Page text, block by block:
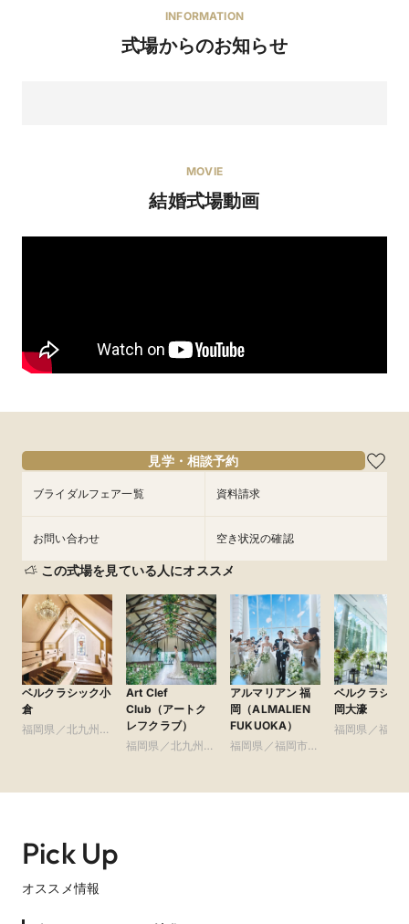
INFORMATION
式場からのお知らせ
【憧れドレス試着】限定スイーツ付☆プリンセス体験
フェア開催中♪ 国産牛フィレ肉も堪能できる2万円相当
ザ・ロイヤルクラシック福岡の豪華特典！
試食招待
[2]送迎バス無料サービス（25名乗マイクロバス）プレゼント♪
ツ試食
など豪華特典満載！フェアのご参加お待ちしております！
MOVIE
結婚式場動画
見学・相談予約
ブライダルフェア一覧 資料請求
お問い合わせ 空き状況の確認
この式場を見ている人にオススメ
ベルクラシック小
倉
福岡県／北九州
Art Clef
Club（アートク
レフクラブ）
福岡県／北九州
アルマリアン 福
岡（ALMALIEN
FUKUOKA）
福岡県／福岡市・
ベルクラシッ
岡大濠
福岡県／福岡
Pick Up
オススメ情報